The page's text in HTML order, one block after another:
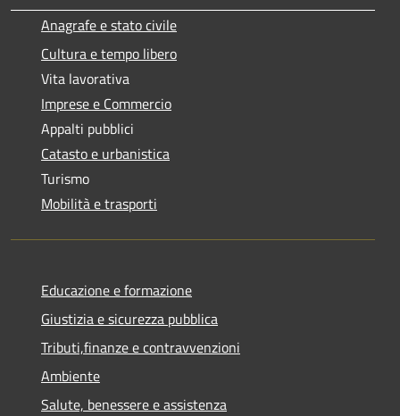
Anagrafe e stato civile
Cultura e tempo libero
Vita lavorativa
Imprese e Commercio
Appalti pubblici
Catasto e urbanistica
Turismo
Mobilità e trasporti
Educazione e formazione
Giustizia e sicurezza pubblica
Tributi,finanze e contravvenzioni
Ambiente
Salute, benessere e assistenza